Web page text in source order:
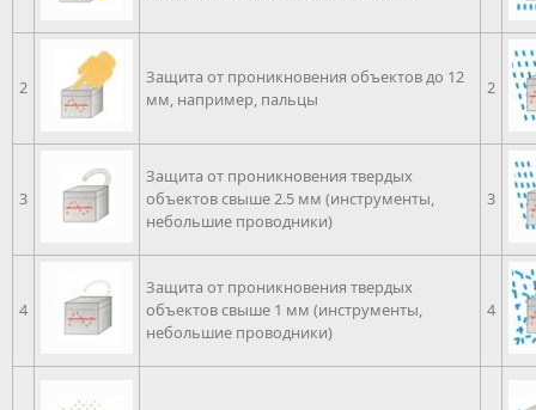
2
Защита от проникновения объектов до 12
мм, например, пальцы
2
3
Защита от проникновения твердых
объектов свыше 2.5 мм (инструменты,
небольшие проводники)
3
4
Защита от проникновения твердых
объектов свыше 1 мм (инструменты,
небольшие проводники)
4